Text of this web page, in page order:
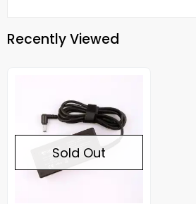
Recently Viewed
Sold Out